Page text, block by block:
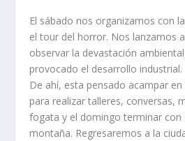
El sábado nos organizamos con
el tour del horror. Nos lanzamos
observar la devastación
provocado el desarrollo industrial.
De ahí, esta pensado acampar
para realizar talleres, conversas,
fogata y el domingo terminar con
montaña. Regresaremos a la